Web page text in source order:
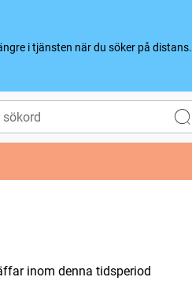
i tjänsten när du söker på distans.
inom denna tidsperiod